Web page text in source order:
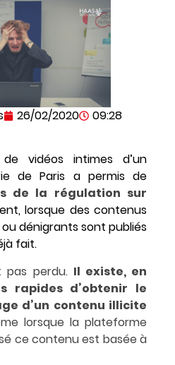
26/02/2020
09:28
vidéos intimes d’un
de Paris a permis de
de la régulation sur
lorsque des contenus
dénigrants sont publiés
fait.
pas perdu. Il existe, en
rapides d’obtenir le
d’un contenu illicite
lorsque la plateforme
ce contenu est basée à